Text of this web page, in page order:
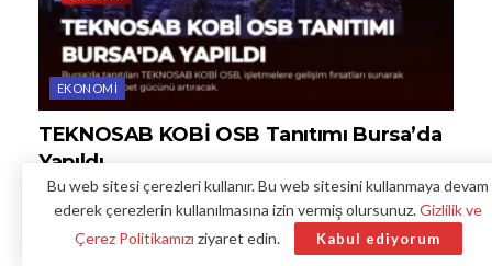
EKONOMI
TEKNOSAB KOBİ OSB Tanıtımı Bursa’da
Yapıldı
Bu web sitesi çerezleri kullanır. Bu web sitesini kullanmaya devam
ederek çerezlerin kullanılmasına izin vermiş olursunuz.Gizlilik ve
Çerez Politikamızı ziyaret edin. Kabul ediyorum